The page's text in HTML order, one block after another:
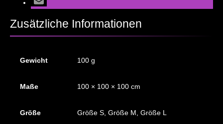
Zusätzliche Informationen
Gewicht 100 g
Maße 100 × 100 × 100 cm
Größe Größe S, Größe M, Größe L